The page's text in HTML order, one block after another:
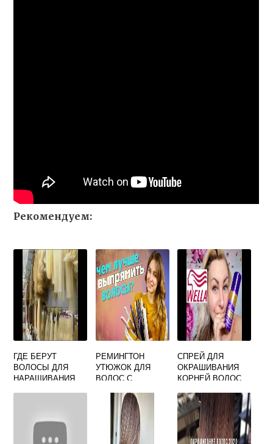
Рекомендуем:
ГДЕ БЕРУТ
ВОЛОСЫ ДЛЯ
НАРАЩИВАНИЯ
РЕМИНГТОН
УТЮЖОК ДЛЯ
ВОЛОС С
ПОКРЫТИЕМ
СПРЕЙ ДЛЯ
ОКРАШИВАНИЯ
КОРНЕЙ ВОЛОС